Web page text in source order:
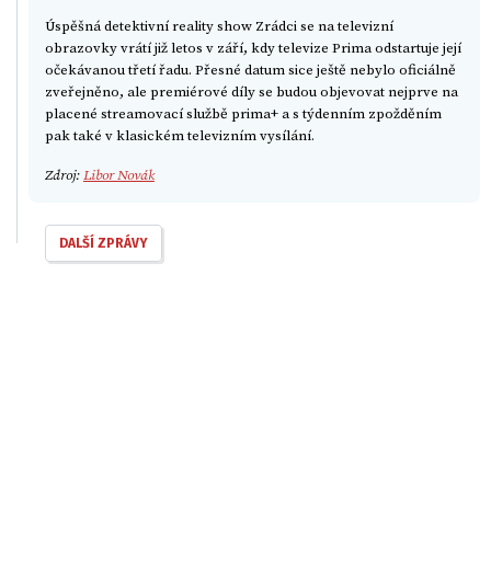
Úspěšná detektivní reality show Zrádci se na televizní
obrazovky vrátí již letos v září, kdy televize Prima odstartuje její
očekávanou třetí řadu. Přesné datum sice ještě nebylo oficiálně
zveřejněno, ale premiérové díly se budou objevovat nejprve na
placené streamovací službě prima+ a s týdenním zpožděním
pak také v klasickém televizním vysílání.
Zdroj:Libor Novák
DALŠÍ ZPRÁVY